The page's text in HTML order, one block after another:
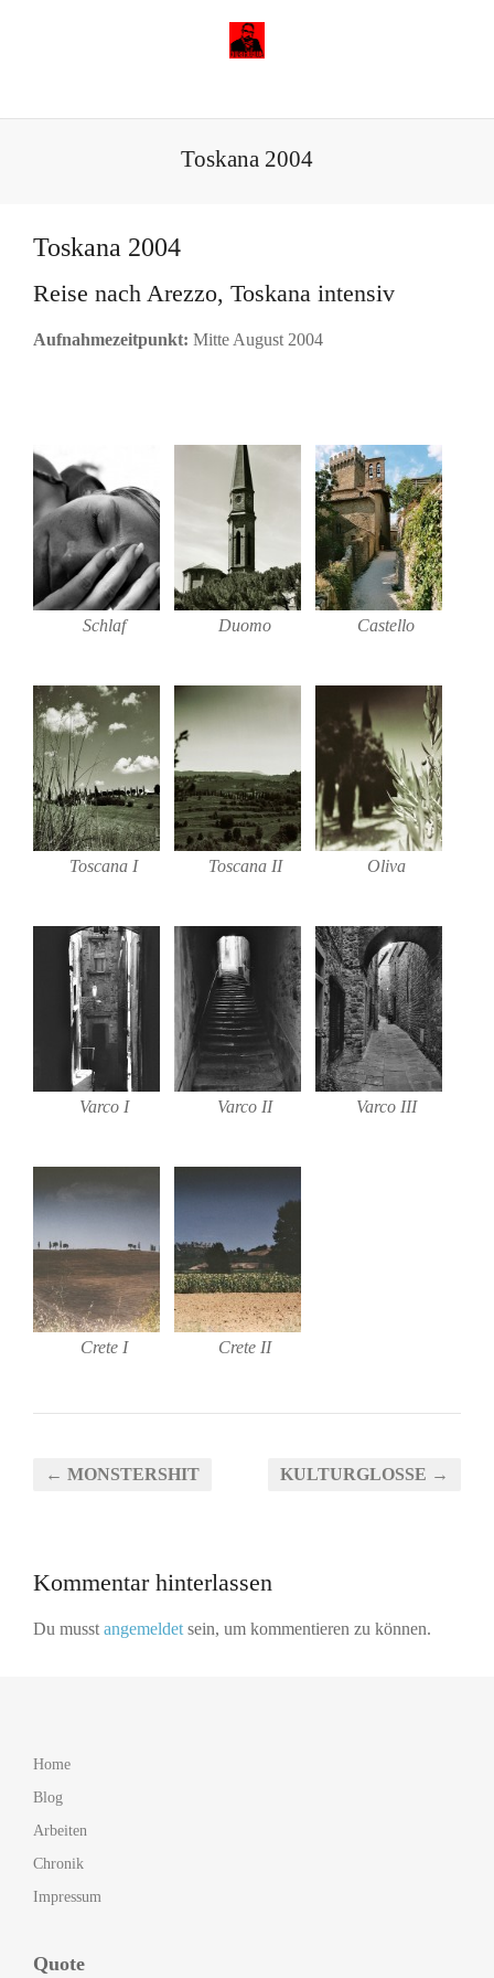
Toskana 2004
Toskana 2004
Reise nach Arezzo, Toskana intensiv
Aufnahmezeitpunkt: Mitte August 2004
Schlaf Duomo Castello
Toscana I Toscana II Oliva
Varco I Varco II Varco III
Crete I Crete II
← MONSTERSHIT KULTURGLOSSE →
Kommentar hinterlassen
Du musst angemeldet sein, um kommentieren zu können.
Home
Blog
Arbeiten
Chronik
Impressum
Quote